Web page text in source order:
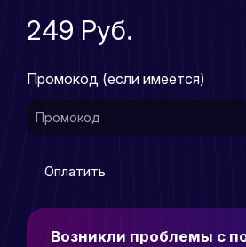
249 Руб.
Промокод (если имеется)
Оплатить
Возникли проблемы с